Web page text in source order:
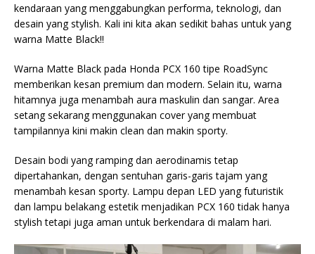
kendaraan yang menggabungkan performa, teknologi, dan
desain yang stylish. Kali ini kita akan sedikit bahas untuk yang
warna Matte Black!!
Warna Matte Black pada Honda PCX 160 tipe RoadSync
memberikan kesan premium dan modern. Selain itu, warna
hitamnya juga menambah aura maskulin dan sangar. Area
setang sekarang menggunakan cover yang membuat
tampilannya kini makin clean dan makin sporty.
Desain bodi yang ramping dan aerodinamis tetap
dipertahankan, dengan sentuhan garis-garis tajam yang
menambah kesan sporty. Lampu depan LED yang futuristik
dan lampu belakang estetik menjadikan PCX 160 tidak hanya
stylish tetapi juga aman untuk berkendara di malam hari.